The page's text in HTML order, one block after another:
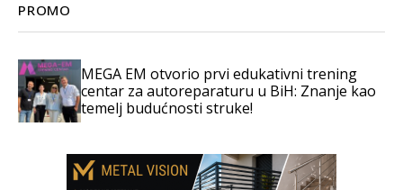
PROMO
MEGA EM otvorio prvi edukativni trening
centar za autoreparaturu u BiH: Znanje kao
temelj budućnosti struke!